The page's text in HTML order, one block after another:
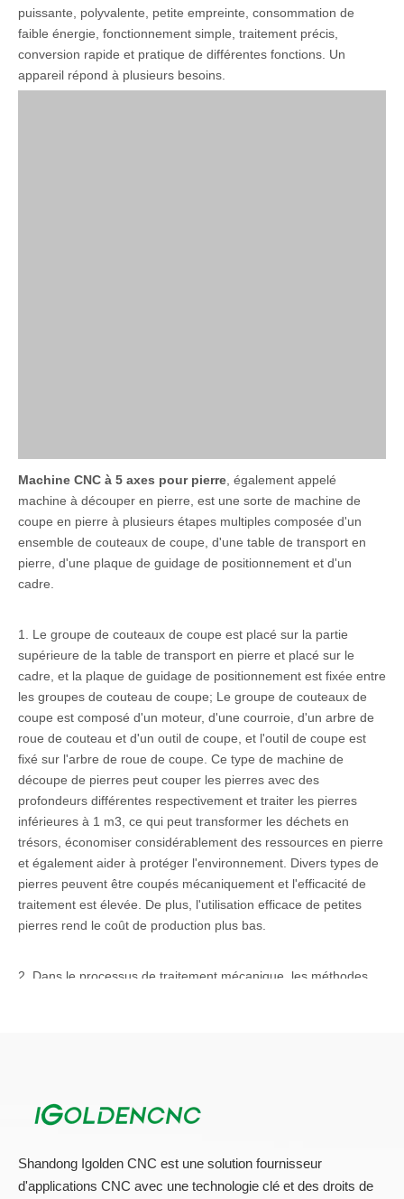
puissante, polyvalente, petite empreinte, consommation de
faible énergie, fonctionnement simple, traitement précis,
conversion rapide et pratique de différentes fonctions. Un
appareil répond à plusieurs besoins.
Machine CNC à 5 axes pour pierre , également appelé
machine à découper en pierre, est une sorte de machine de
coupe en pierre à plusieurs étapes multiples composée d'un
ensemble de couteaux de coupe, d'une table de transport en
pierre, d'une plaque de guidage de positionnement et d'un
cadre.
1. Le groupe de couteaux de coupe est placé sur la partie
supérieure de la table de transport en pierre et placé sur le
cadre, et la plaque de guidage de positionnement est fixée entre
les groupes de couteau de coupe; Le groupe de couteaux de
coupe est composé d'un moteur, d'une courroie, d'un arbre de
roue de couteau et d'un outil de coupe, et l'outil de coupe est
fixé sur l'arbre de roue de coupe. Ce type de machine de
découpe de pierres peut couper les pierres avec des
profondeurs différentes respectivement et traiter les pierres
inférieures à 1 m3, ce qui peut transformer les déchets en
trésors, économiser considérablement des ressources en pierre
et également aider à protéger l'environnement. Divers types de
pierres peuvent être coupés mécaniquement et l'efficacité de
traitement est élevée. De plus, l'utilisation efficace de petites
pierres rend le coût de production plus bas.
2. Dans le processus de traitement mécanique, les méthodes
matériaux, une charge de travail de traitement de suivi, des
conditions de travail sévères et une faible efficacité de
la machine de découpe de profilage a une bonne qualité des
pièces de coupe. Parce qu'il utilise un dé coupe, il ne convient
Shandong Igolden CNC est une solution fournisseur
d'applications CNC avec une technologie clé et des droits de